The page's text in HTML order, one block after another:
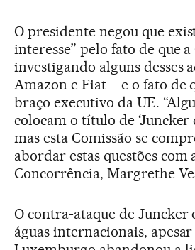
O presidente negou que
interesse” pelo fato de que a
investigando alguns desses
Amazon e Fiat – e o fato de
braço executivo da UE.
colocam o título de ‘Juncker
mas esta Comissão se
abordar estas questões com
Concorrência, Margrethe
O contra-ataque de Juncker
águas internacionais,